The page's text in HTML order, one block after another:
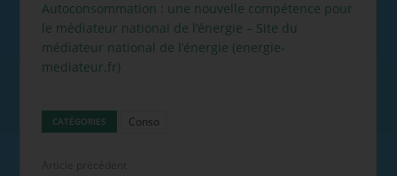
Autoconsommation : une nouvelle compétence pour
le médiateur national de l’énergie – Site du
médiateur national de l’énergie (energie-
mediateur.fr)
CATÉGORIES Conso